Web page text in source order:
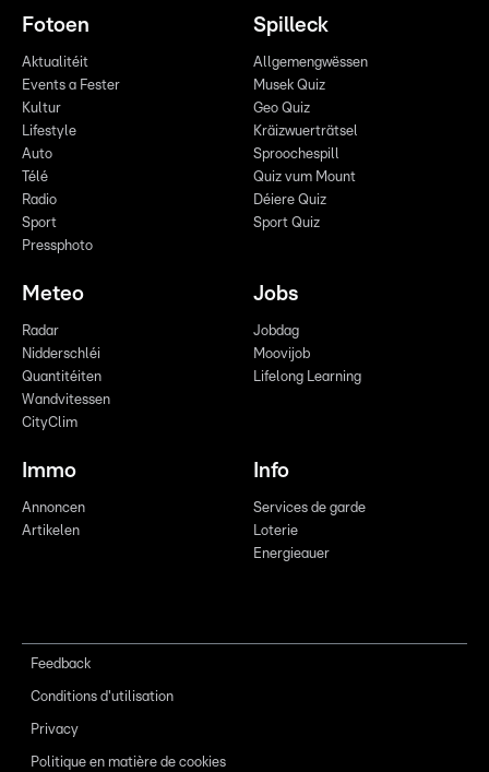
Fotoen
Aktualitéit
Events a Fester
Kultur
Lifestyle
Auto
Télé
Radio
Sport
Pressphoto
Spilleck
Allgemengwëssen
Musek Quiz
Geo Quiz
Kräizwuerträtsel
Sproochespill
Quiz vum Mount
Déiere Quiz
Sport Quiz
Meteo
Radar
Nidderschléi
Quantitéiten
Wandvitessen
CityClim
Jobs
Jobdag
Moovijob
Lifelong Learning
Immo
Annoncen
Artikelen
Info
Services de garde
Loterie
Energieauer
Feedback
Conditions d'utilisation
Privacy
Politique en matière de cookies